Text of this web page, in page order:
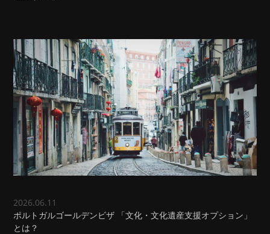
2026.06.11
ポルトガルゴールデンビザ 「文化・文化遺産支援オプション」
とは？